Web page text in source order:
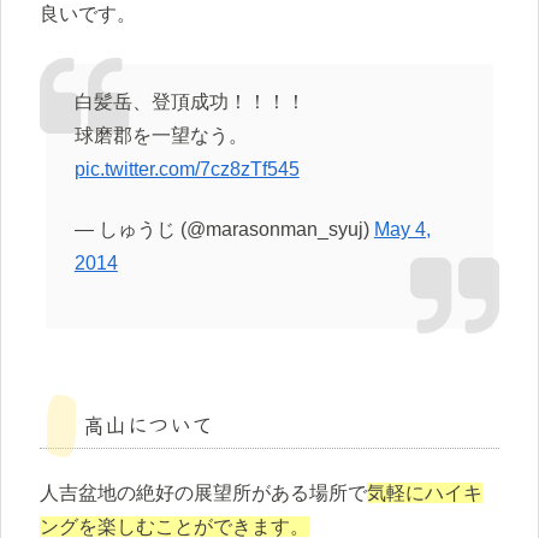
良いです。
白髪岳、登頂成功！！！！
球磨郡を一望なう。
pic.twitter.com/7cz8zTf545
— しゅうじ (@marasonman_syuj) May 4,
2014
高山について
人吉盆地の絶好の展望所がある場所で気軽にハイキ
ングを楽しむことができます。